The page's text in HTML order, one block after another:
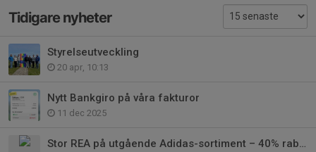
Tidigare nyheter
Styrelseutveckling
20 apr, 10:13
Nytt Bankgiro på våra fakturor
11 dec 2025
Stor REA på utgående Adidas-sortiment – 40% rabatt!